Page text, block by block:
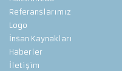
Referanslarımız
Logo
İnsan Kaynakları
Haberler
İletişim